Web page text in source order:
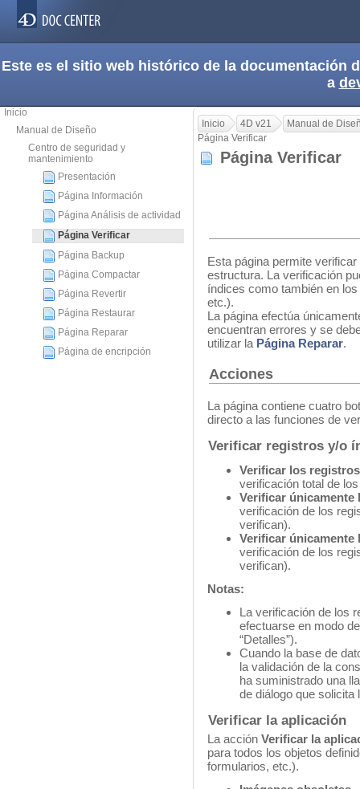
Este es el sitio web histórico de la documentación
a
Inicio
Manual de Diseño
Centro de seguridad y
mantenimiento
Presentación
Página Información
Página Análisis de actividad
Página Verificar
Página Backup
Página Compactar
Página Revertir
Página Restaurar
Página Reparar
Página de encripción
Inicio 4D v21
Manual de
Página Verificar
Página Verificar
Esta página permite
estructura. La verificación
índices como también en
etc.).
La página efectúa
encuentran errores y se
utilizar la Página Reparar.
Acciones
La página contiene cuatro
directo a las funciones de
Verificar registros y/o
Verificar los
verificación total de
Verificar únicamente
verificación de los
verifican).
Verificar únicamente
verificación de los
verifican).
Notas:
La verificación de los
efectuarse en modo
“Detalles”).
Cuando la base de
la validación de la
ha suministrado una
de diálogo que solicita
Verificar la aplicación
La acción Verificar la
para todos los objetos
formularios, etc.).